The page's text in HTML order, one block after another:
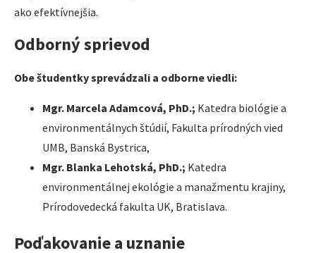
ako efektívnejšia.
Odborný sprievod
Obe študentky sprevádzali a odborne viedli:
Mgr. Marcela Adamcová, PhD.; Katedra biológie a
environmentálnych štúdií, Fakulta prírodných vied
UMB, Banská Bystrica,
Mgr. Blanka Lehotská, PhD.; Katedra
environmentálnej ekológie a manažmentu krajiny,
Prírodovedecká fakulta UK, Bratislava.
Poďakovanie a uznanie